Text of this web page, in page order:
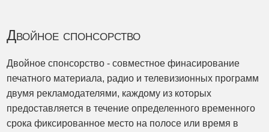
Двойное спонсорство
Двойное спонсорство - совместное финасирование
печатного материала, радио и телевизионных программ
двумя рекламодателями, каждому из которых
предоставляется в течение определенного временного
срока фиксированное место на полосе или время в